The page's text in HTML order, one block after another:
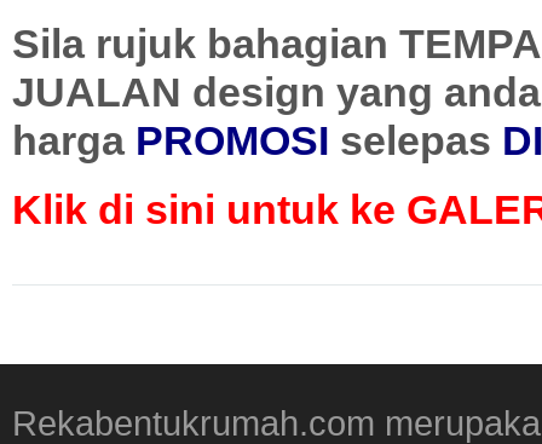
Sila rujuk bahagian
JUALAN design yang
harga PROMOSI selepas
Klik di sini untuk ke
Rekabentukrumah.com